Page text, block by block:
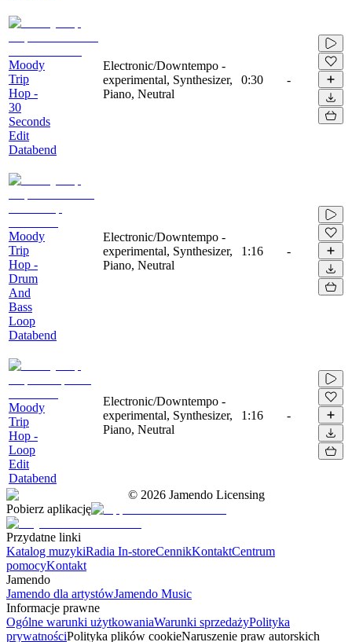
Moody
Trip
Hop -
30
Seconds
Edit
Databend
Electronic/Downtempo -
experimental, Synthesizer,
Piano, Neutral
0:30 -
Moody
Trip
Hop -
Drum
And
Bass
Loop
Databend
Electronic/Downtempo -
experimental, Synthesizer,
Piano, Neutral
1:16 -
Moody
Trip
Hop -
Loop
Edit
Databend
Electronic/Downtempo -
experimental, Synthesizer,
Piano, Neutral
1:16 -
© 2026 Jamendo Licensing
Pobierz aplikację
Przydatne linki
Katalog muzykiRadia In-storeCennikKontaktCentrum
pomocyKontakt
Jamendo
Jamendo dla artystówJamendo Music
Informacje prawne
Ogólne warunki użytkowaniaWarunki sprzedażyPolityka
prywatnościPolityka plików cookieNaruszenie praw autorskich